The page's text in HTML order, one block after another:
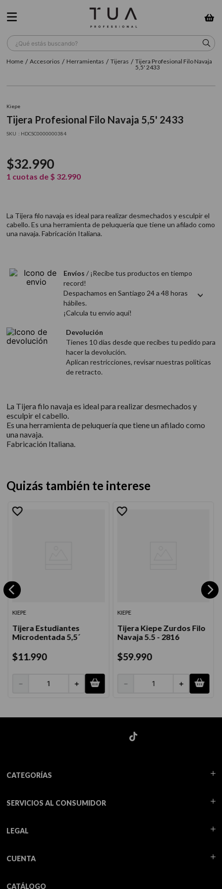
¿Qué estás buscando?
Accesorios Herramientas Tijeras
Tijera Profesional Filo Navaja
5,5' 2433
Kiepe
Tijera Profesional Filo Navaja 5,5' 2433
: HDCSC0000000384
$32.990
1 cuotas de $ 32.990
La Tijera filo navaja es ideal para realizar desmechados y esculpir el
cabello. Es una herramienta de peluquería que tiene un afilado como
una navaja. Fabricación Italiana.
Envíos / ¡Recibe tus productos en tiempo
record!
Despachamos en Santiago 24 a 48 horas
hábiles.
¡Calcula tu envío aquí!
Devolución
Tienes 10 días desde que recibes tu pedido para
hacer la devolución.
Aplican restricciones, revisar nuestras politicas
de retracto.
La Tijera filo navaja es ideal para realizar desmechados y
esculpir el cabello.
Es una herramienta de peluquería que tiene un afilado como
una navaja.
Fabricación Italiana.
Quizás también te interese
KIEPE
Tijera Estudiantes
Microdentada 5,5´
$11.990
＋
－
KIEPE
Tijera Kiepe Zurdos Filo
Navaja 5.5 - 2816
$59.990
＋
－
CATEGORÍAS
SERVICIOS AL CONSUMIDOR
LEGAL
CUENTA
CATÁLOGO
TÉRMINOS MÁS BUSCADOS
3 . farmavita
5. cepillo
6. gama
9. acondicionador